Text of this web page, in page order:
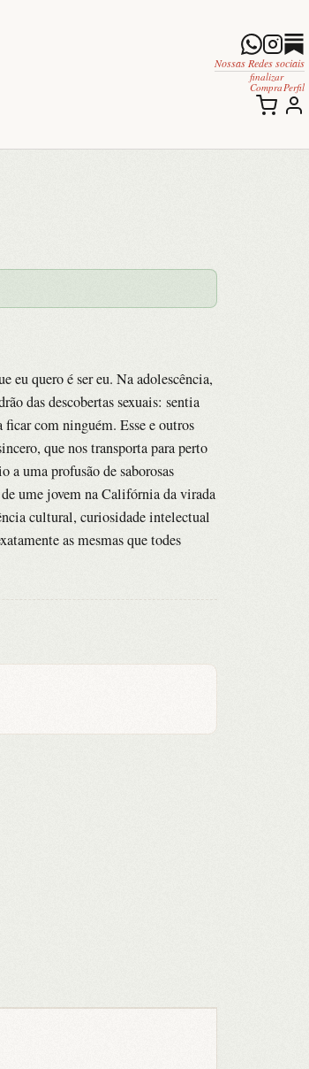
Nossas Redes sociais
finalizar
Compra Perfil
eu quero é ser eu. Na adolescência,
das descobertas sexuais: sentia
com ninguém. Esse e outros
que nos transporta para perto
a uma profusão de saborosas
ume jovem na Califórnia da virada
cultural, curiosidade intelectual
as mesmas que todes